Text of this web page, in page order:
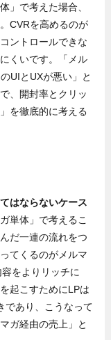
」で考えた場合、
CVRを高めるのが
ントロールできな
くいです。「メル
UIとUXが悪い」と
、開封率とクリッ
を徹底的に考える
はならないケース
単体」で考えるこ
だ一連の流れをつ
てくるのがメルマ
をよりリッチに
起こすためにLPは
であり、こうなって
ガ経由の売上」と